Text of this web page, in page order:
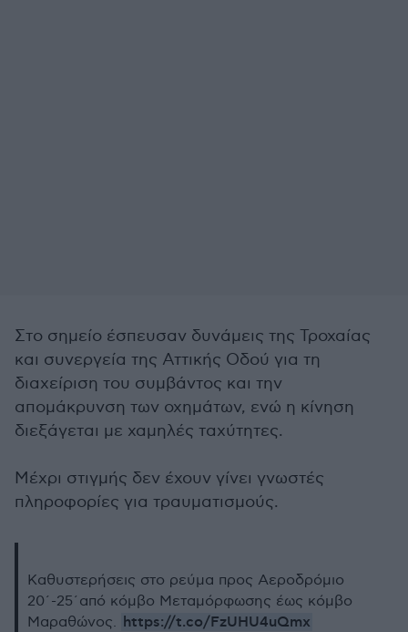
Στο σημείο έσπευσαν δυνάμεις της Τροχαίας
και συνεργεία της Αττικής Οδού για τη
διαχείριση του συμβάντος και την
απομάκρυνση των οχημάτων, ενώ η κίνηση
διεξάγεται με χαμηλές ταχύτητες.
Μέχρι στιγμής δεν έχουν γίνει γνωστές
πληροφορίες για τραυματισμούς.
Καθυστερήσεις στο ρεύμα προς Αεροδρόμιο
20΄-25΄από κόμβο Μεταμόρφωσης έως κόμβο
Μαραθώνος. https://t.co/FzUHU4uQmx